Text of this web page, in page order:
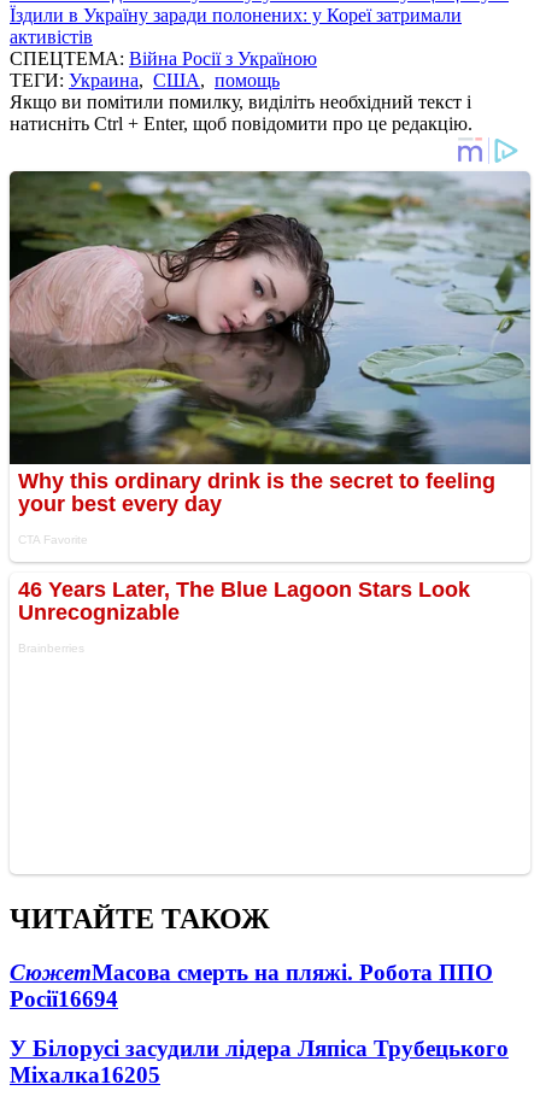
Їздили в Україну заради полонених: у Кореї затримали
активістів
СПЕЦТЕМА: Війна Росії з Україною
ТЕГИ: Украина, США, помощь
Якщо ви помітили помилку, виділіть необхідний текст і
натисніть Ctrl + Enter, щоб повідомити про це редакцію.
ЧИТАЙТЕ ТАКОЖ
СюжетМасова смерть на пляжі. Робота ППО
Росії16694
У Білорусі засудили лідера Ляпіса Трубецького
Міхалка16205